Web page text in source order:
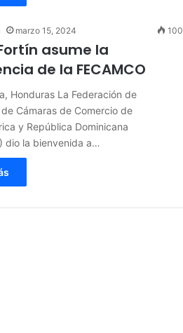
marzo 15, 2024 100
asume la
de la FECAMCO
Honduras La Federación de
Cámaras de Comercio de
y República Dominicana
dio la bienvenida a…